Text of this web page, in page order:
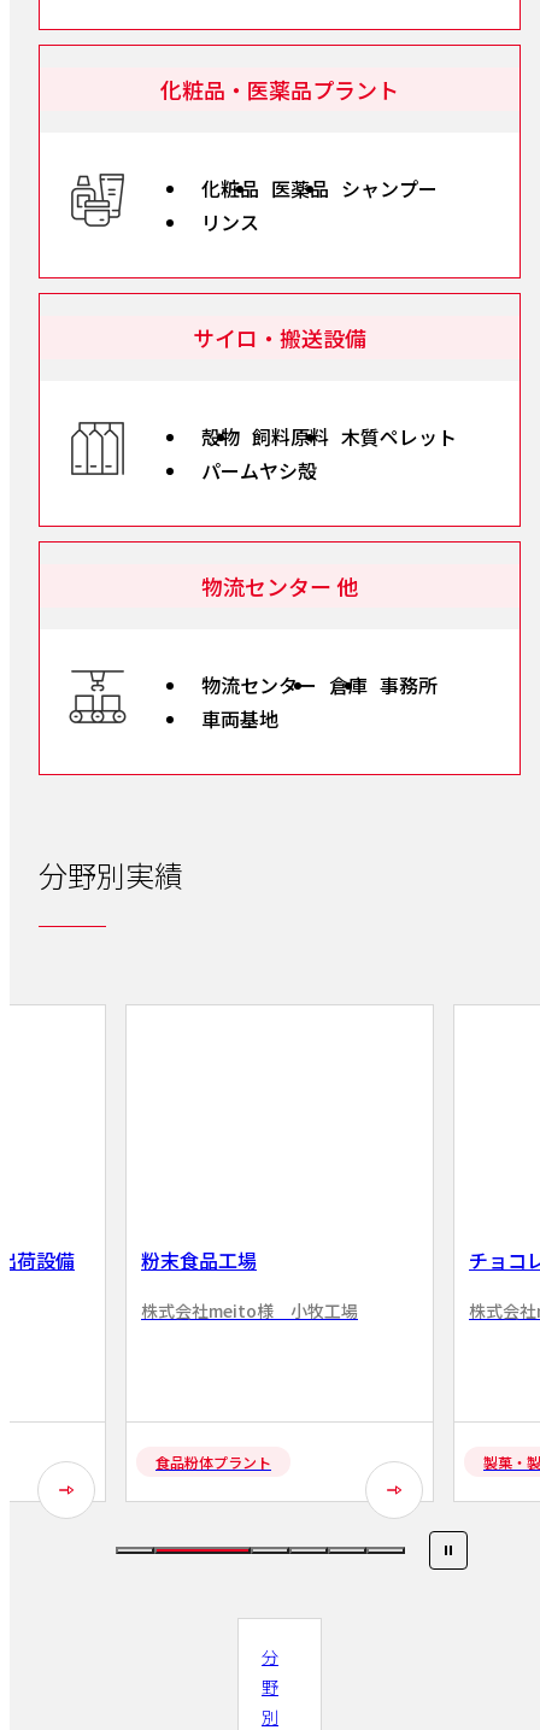
化粧品・医薬品プラント
化粧品 医薬品 シャンプー
リンス
サイロ・搬送設備
殻物 飼料原料 木質ペレット
パームヤシ殻
物流センター 他
物流センター 倉庫 事務所
車両基地
分野別実績
荷設備 粉末食品工場
株式会社meito様 小牧工場
食品粉体プラント
チョコ
株式会
製菓・
分
野
別